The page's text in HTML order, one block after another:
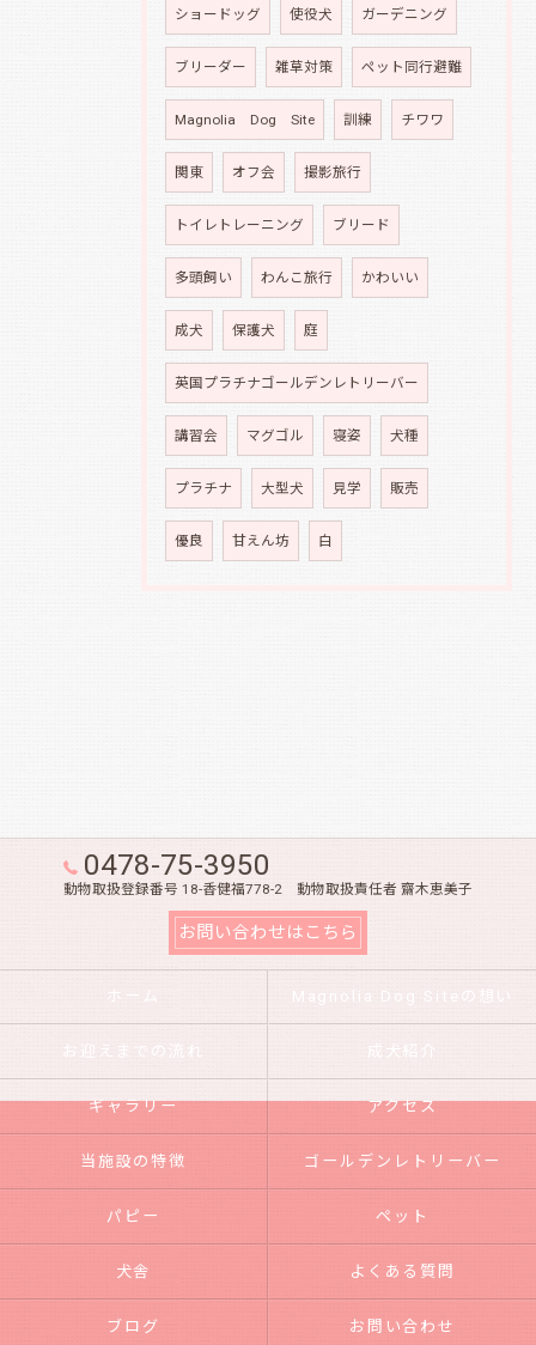
ショードッグ 使役犬 ガーデニング
ブリーダー 雑草対策 ペット同行避難
Magnolia Dog Site 訓練 チワワ
関東 オフ会 撮影旅行
トイレトレーニング ブリード
多頭飼い わんこ旅行 かわいい
成犬 保護犬 庭
英国プラチナゴールデンレトリーバー
講習会 マグゴル 寝姿 犬種
プラチナ 大型犬 見学 販売
優良 甘えん坊 白
0478-75-3950
動物取扱登録番号 18-香健福778-2 動物取扱責任者 齋木恵美子
お問い合わせはこちら
ホーム Magnolia Dog Siteの想い
お迎えまでの流れ 成犬紹介
ギャラリー アクセス
当施設の特徴 ゴールデンレトリーバー
パピー ペット
犬舎 よくある質問
ブログ お問い合わせ